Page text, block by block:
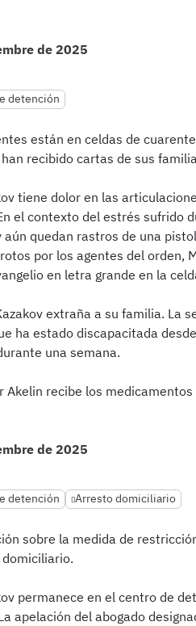
de 2025
detención
están en celdas de
recibido cartas de sus
tiene dolor en las
el contexto del estrés sufrido
quedan rastros de una
por los agentes del orden,
en letra grande en la
extraña a su familia. La
ha estado discapacitada
una semana.
Akelin recibe los
de 2025
detención Arresto domiciliario
sobre la medida de
permanece en el centro de
apelación del abogado